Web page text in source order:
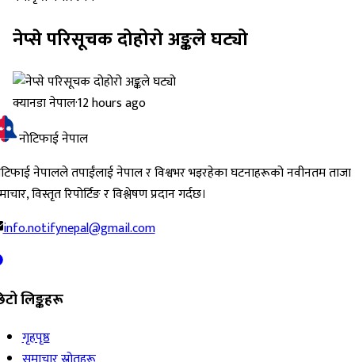
नेप्से परिसूचक दोहोरो अङ्कले घट्यो
क्यानडा नेपाल·12 hours ago
नोटिफाई नेपाल
नेपालले तपाईंलाई नेपाल र विश्वभर भइरहेका घटनाहरूको नवीनतम ताजा
विस्तृत रिपोर्टिङ र विश्लेषण प्रदान गर्दछ।
info.notifynepal@gmail.com
लिङ्कहरू
गृहपृष्ठ